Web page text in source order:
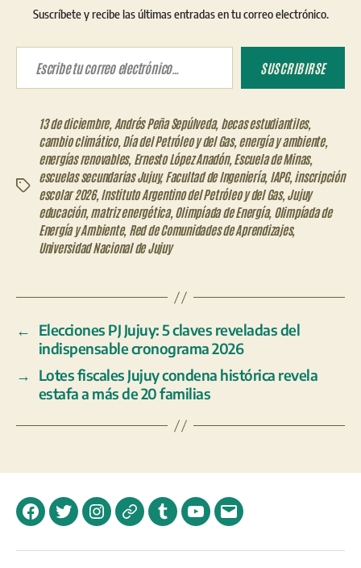
Suscríbete y recibe las últimas entradas en tu correo electrónico.
Escribe tu correo electrónico…
SUSCRIBIRSE
Etiquetas
13 de diciembre, Andrés Peña Sepúlveda, becas estudiantiles,
cambio climático, Día del Petróleo y del Gas, energía y ambiente,
energías renovables, Ernesto López Anadón, Escuela de Minas,
escuelas secundarias Jujuy,Facultad de Ingeniería, IAPG, inscripción
escolar 2026, Instituto Argentino del Petróleo y del Gas, Jujuy
educación, matriz energética, Olimpíada de Energía, Olimpíada de
Energía y Ambiente, Red de Comunidades de Aprendizajes,
Universidad Nacional de Jujuy
←
Elecciones PJ Jujuy: 5 claves reveladas del
indispensable cronograma 2026
→
Lotes fiscales Jujuy condena histórica revela
estafa a más de 20 familias
FacebookTwitterInstagramTelegramTumblrYouTubeCorreo